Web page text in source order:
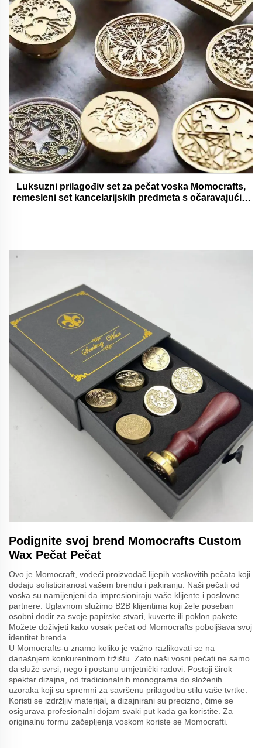
Luksuzni prilagođiv set za pečat voska Momocrafts,
remesleni set kancelarijskih predmeta s očaravajućim
Podignite svoj brend Momocrafts Custom
Wax Pečat Pečat
Ovo je Momocraft, vodeći proizvođač lijepih voskovitih pečata koji
dodaju sofisticiranost vašem brendu i pakiranju. Naši pečati od
voska su namijenjeni da impresioniraju vaše klijente i poslovne
partnere. Uglavnom služimo B2B klijentima koji žele poseban
osobni dodir za svoje papirske stvari, kuverte ili poklon pakete.
Možete doživjeti kako vosak pečat od Momocrafts poboljšava svoj
identitet brenda.
U Momocrafts-u znamo koliko je važno razlikovati se na
današnjem konkurentnom tržištu. Zato naši vosni pečati ne samo
da služe svrsi, nego i postanu umjetnički radovi. Postoji širok
spektar dizajna, od tradicionalnih monograma do složenih
uzoraka koji su spremni za savršenu prilagodbu stilu vaše tvrtke.
Koristi se izdržljiv materijal, a dizajnirani su precizno, čime se
osigurava profesionalni dojam svaki put kada ga koristite. Za
originalnu formu začepljenja voskom koriste se Momocrafti.